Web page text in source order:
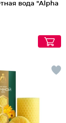
вода "Alpha